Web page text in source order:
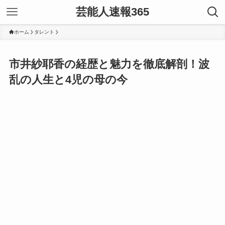
芸能人速報365
ホーム タレント
市井紗耶香の経歴と魅力を徹底解剖！波
乱の人生と4児の母の今